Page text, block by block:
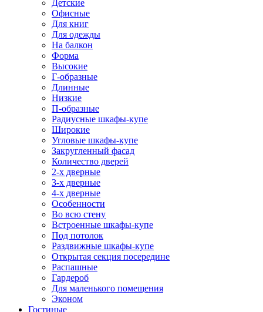
Детские
Офисные
Для книг
Для одежды
На балкон
Форма
Высокие
Г-образные
Длинные
Низкие
П-образные
Радиусные шкафы-купе
Широкие
Угловые шкафы-купе
Закругленный фасад
Количество дверей
2-х дверные
3-х дверные
4-х дверные
Особенности
Во всю стену
Встроенные шкафы-купе
Под потолок
Раздвижные шкафы-купе
Открытая секция посередине
Распашные
Гардероб
Для маленького помещения
Эконом
Гостиные